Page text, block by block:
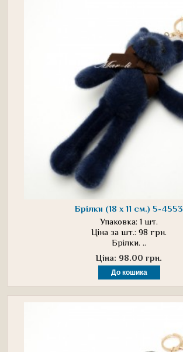
Брілки (18 х 11 см.) 5-4553
Упаковка: 1 шт.
Ціна за шт.: 98 грн.
Брілки. ..
Ціна: 98.00 грн.